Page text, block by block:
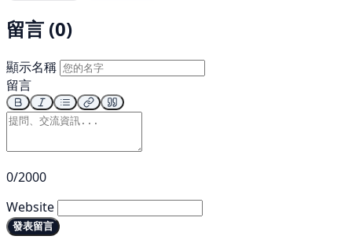
留言 (0)
顯示名稱
留言
0/2000
Website
發表留言